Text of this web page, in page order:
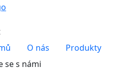
O nás Produkty
se s námi